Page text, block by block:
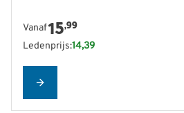
Merk
Gewicht
Lengte
Lees meer
Vanaf15,99
Ledenprijs:14,39
Configure